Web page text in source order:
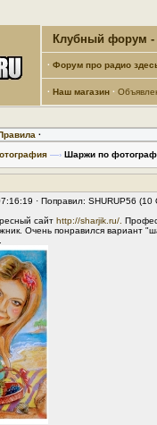
Клубный форум -
· Форум про радио
· Наш магазин ·
·
—› Шаржи по
· Поправил: SHURUP56
сайт http://sharjik.ru/.
Очень понравился вариант